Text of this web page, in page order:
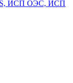
ИСП ОЭС, ИСП